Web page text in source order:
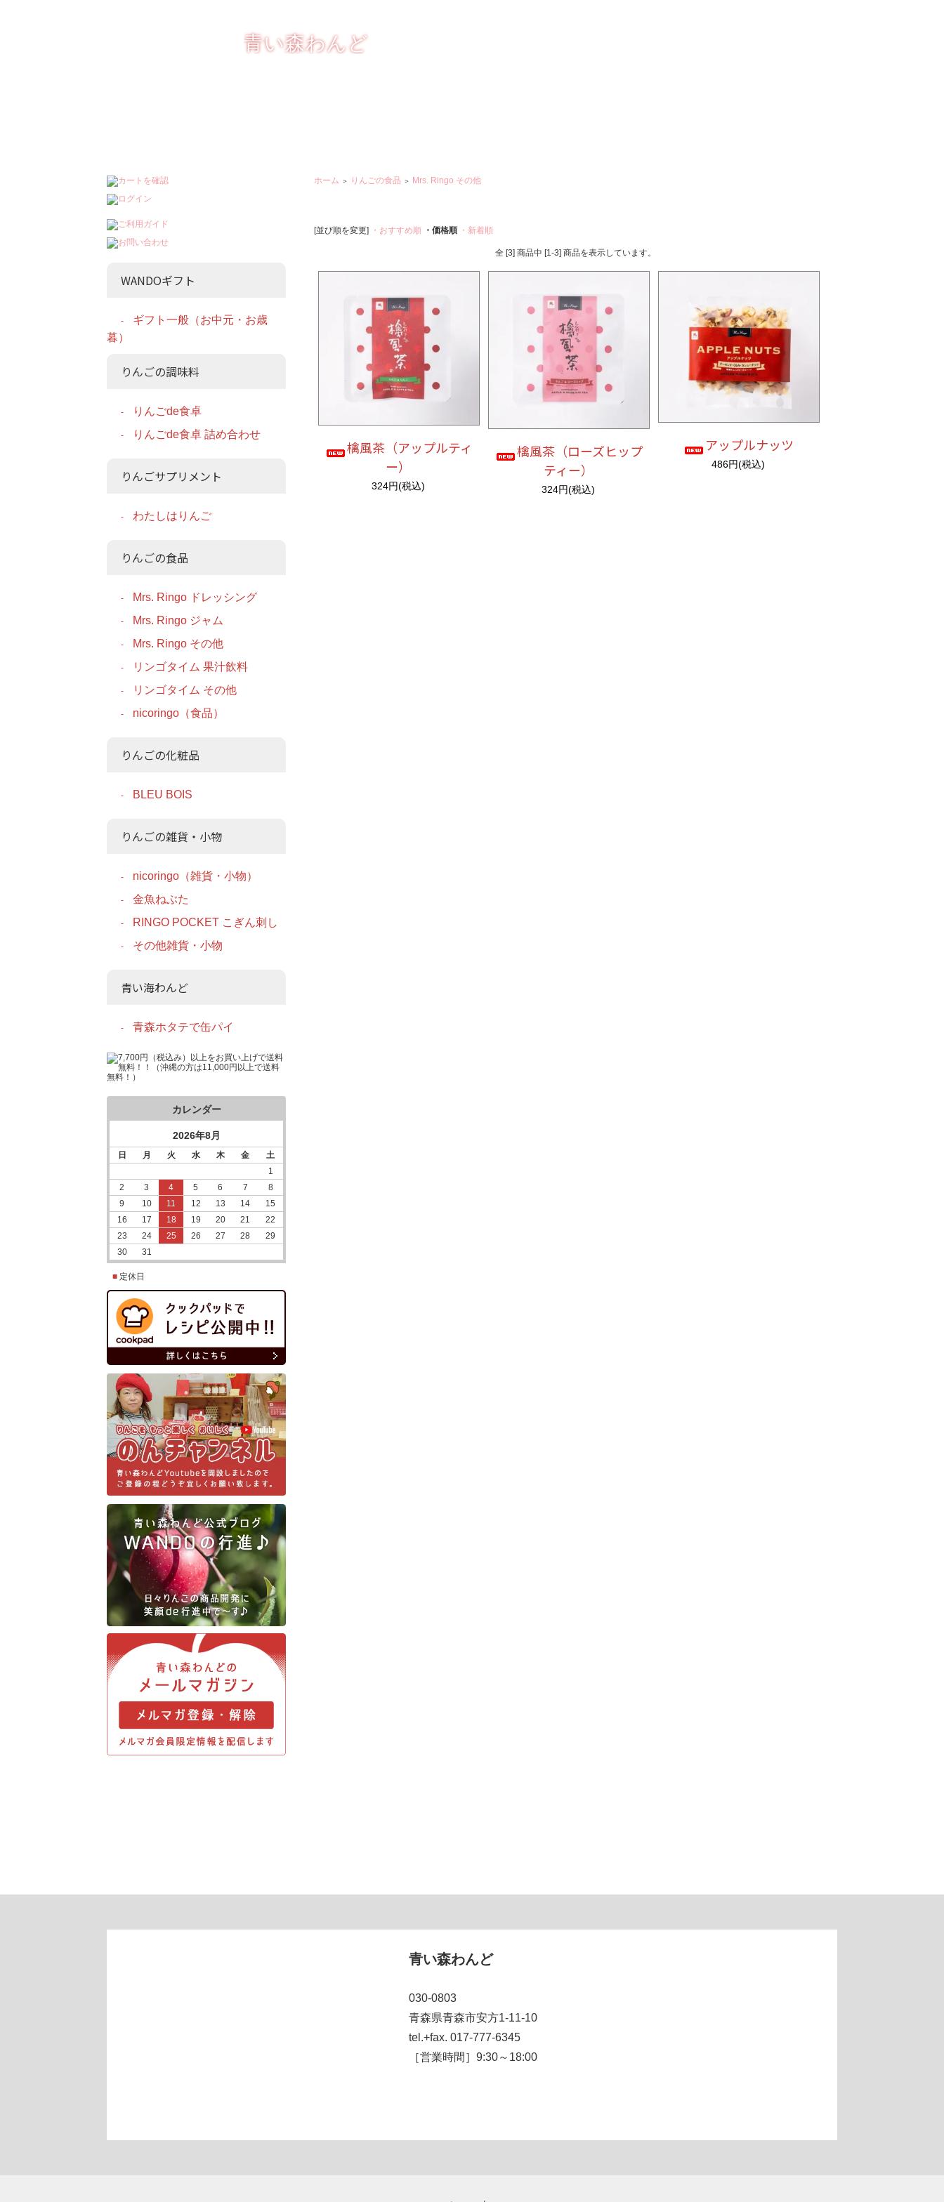
青い森わんど
ホーム ＞ りんごの食品 ＞ Mrs. Ringo その他
[並び順を変更] ・おすすめ順 ・価格順 ・新着順
全 [3] 商品中 [1-3] 商品を表示しています。
檎風茶（アップルティ
ー）
324円(税込)
檎風茶（ローズヒップ
ティー）
324円(税込)
アップルナッツ
486円(税込)
WANDOギフト
ギフト一般（お中元・お歳
暮）
りんごの調味料
りんごde食卓
りんごde食卓 詰め合わせ
りんごサプリメント
わたしはりんご
りんごの食品
Mrs. Ringo ドレッシング
Mrs. Ringo ジャム
Mrs. Ringo その他
リンゴタイム 果汁飲料
リンゴタイム その他
nicoringo（食品）
りんごの化粧品
BLEU BOIS
りんごの雑貨・小物
nicoringo（雑貨・小物）
金魚ねぶた
RINGO POCKET こぎん刺し
その他雑貨・小物
青い海わんど
青森ホタテで缶パイ
カレンダー
2026年8月
日 月 火 水 木 金
土
1
2
3 4 5 6 7
8
9
10 11 12 13 14
15
16
17 18 19 20 21
22
23
24 25 26 27 28
29
30
31
■ 定休日
青い森わんど
030-0803
青森県青森市安方1-11-10
tel.+fax. 017-777-6345
［営業時間］9:30～18:00